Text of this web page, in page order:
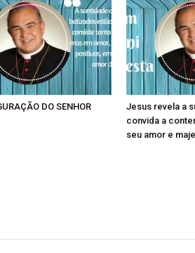
DO SENHOR
Jesus revela a
convida a
seu amor e